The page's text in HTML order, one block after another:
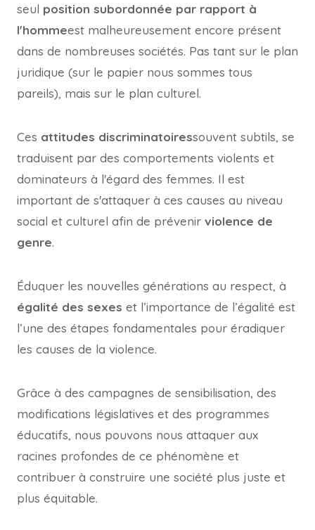
seul position subordonnée par rapport à
l'hommeest malheureusement encore présent
dans de nombreuses sociétés. Pas tant sur le plan
juridique (sur le papier nous sommes tous
pareils), mais sur le plan culturel.
Ces attitudes discriminatoiressouvent subtils, se
traduisent par des comportements violents et
dominateurs à l'égard des femmes. Il est
important de s'attaquer à ces causes au niveau
social et culturel afin de prévenir violence de
genre.
Éduquer les nouvelles générations au respect, à
égalité des sexes et l’importance de l’égalité est
l’une des étapes fondamentales pour éradiquer
les causes de la violence.
Grâce à des campagnes de sensibilisation, des
modifications législatives et des programmes
éducatifs, nous pouvons nous attaquer aux
racines profondes de ce phénomène et
contribuer à construire une société plus juste et
plus équitable.